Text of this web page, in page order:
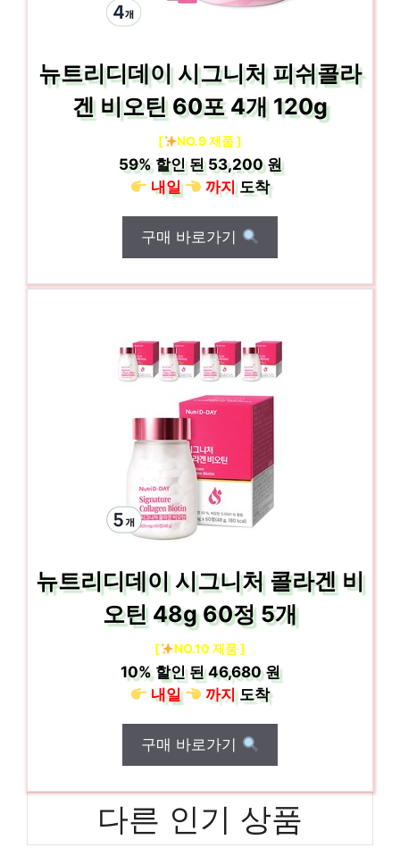
뉴트리디데이 시그니처 피쉬콜라
겐 비오틴 60포 4개 120g
[ NO.9 제품 ]
59%할인 된53,200 원
내일
까지도착
구매 바로가기
뉴트리디데이 시그니처 콜라겐 비
오틴 48g 60정 5개
[ NO.10 제품 ]
10%할인 된46,680 원
내일
까지도착
구매 바로가기
다른 인기 상품
프로틴원